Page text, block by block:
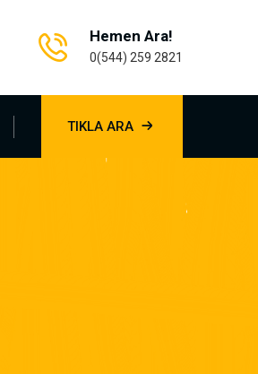
Hemen Ara!
0(544) 259 2821
TIKLA ARA